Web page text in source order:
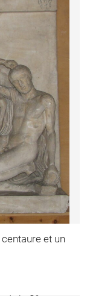
et un